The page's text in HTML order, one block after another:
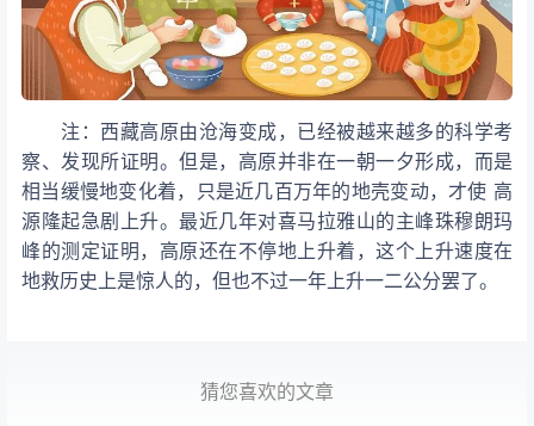
注：西藏高原由沧海变成，已经被越来越多的科学考
察、发现所证明。但是，高原并非在一朝一夕形成，而是
相当缓慢地变化着，只是近几百万年的地壳变动，才使 高
源隆起急剧上升。最近几年对喜马拉雅山的主峰珠穆朗玛
峰的测定证明，高原还在不停地上升着，这个上升速度在
地救历史上是惊人的，但也不过一年上升一二公分罢了。
猜您喜欢的文章